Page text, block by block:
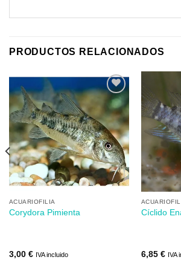
PRODUCTOS RELACIONADOS
Añadir
a mi
lista de
los
deseos
ACUARIOFILIA
Corydora Pimienta
3,00 € IVA incluido
Cíclido
6,85 € IVA